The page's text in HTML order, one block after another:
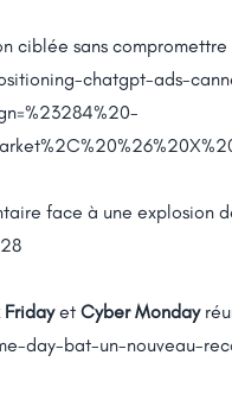
ciblée sans
chatgpt-ads-
face à une explosion
Fridayet Cyber Monday
bat-un-nouveau-